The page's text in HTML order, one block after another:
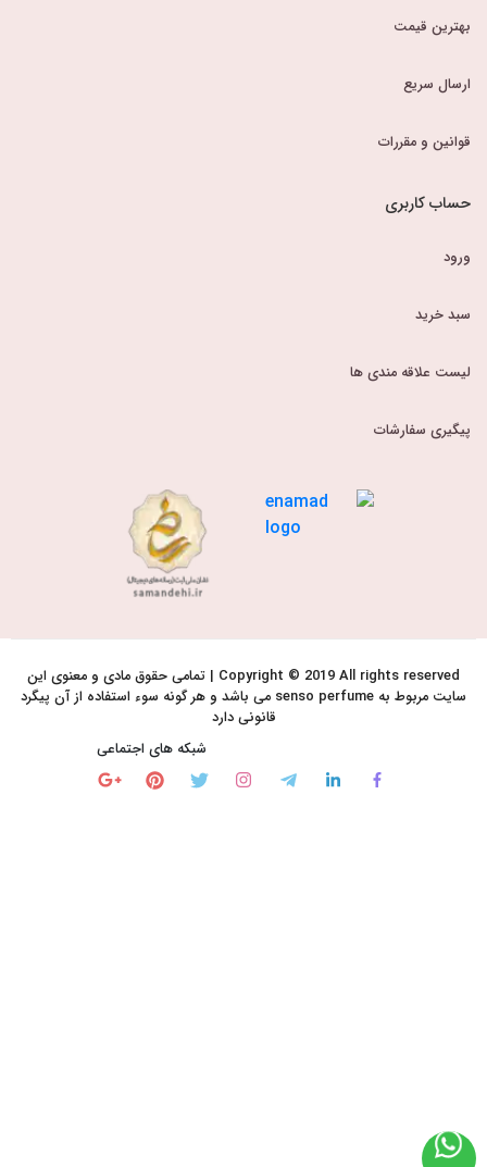
بهترین قیمت
ارسال سریع
قوانین و مقررات
حساب کاربری
ورود
سبد خرید
لیست علاقه مندی ها
پیگیری سفارشات
Copyright © 2019 All rights reserved | تمامی حقوق مادی و معنوی این
سایت مربوط به senso perfume می باشد و هر گونه سوء استفاده از آن پیگرد
قانونی دارد
شبکه های اجتماعی